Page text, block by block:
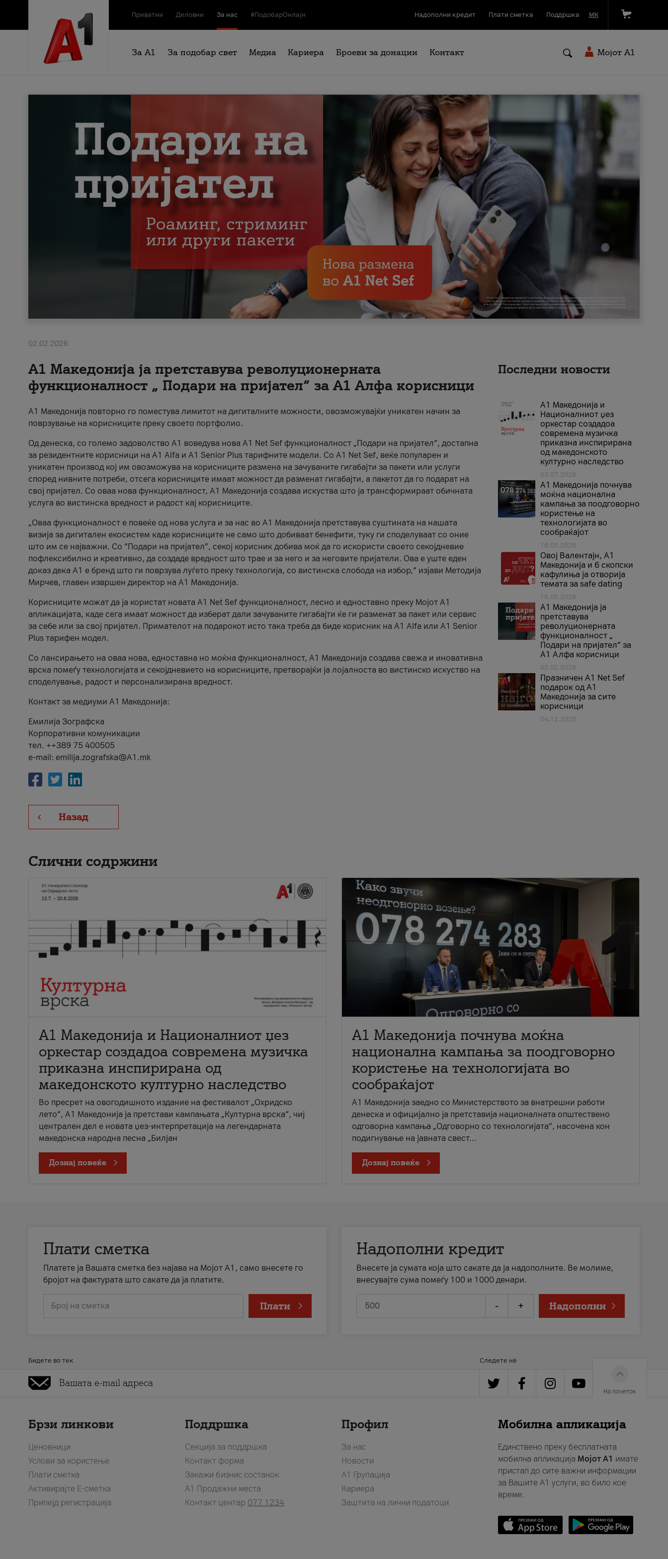
Приватни Деловни За нас #ПодобарОнлајн Надополни кредит Плати сметка Поддршка МК
За А1 За подобар свет Медиа Кариера Броеви за донации Контакт Мојот A1
02.02.2026
А1 Македонија ја претставува револуционерната
функционалност „ Подари на пријател“ за А1 Алфа корисници
А1 Македонија повторно го поместува лимитот на дигиталните можности, овозможувајќи уникатен начин за
поврзување на корисниците преку своето портфолио.
Од денеска, со големо задоволство А1 воведува нова A1 Net Sef функционалност „Подари на пријател“, достапна
за резидентните корисници на А1 Alfa и A1 Senior Plus тарифните модели. Со A1 Net Sef, веќе популарен и
уникатен производ кој им овозможува на корисниците размена на зачуваните гигабајти за пакети или услуги
според нивните потреби, отсега корисниците имаат можност да разменат гигабајти, а пакетот да го подарат на
свој пријател. Со оваа нова функционалност, А1 Македонија создава искуства што ја трансформираат обичната
услуга во вистинска вредност и радост кај корисниците.
„Оваа функционалност е повеќе од нова услуга и за нас во А1 Македонија претставува суштината на нашата
визија за дигитален екосистем каде корисниците не само што добиваат бенефити, туку ги споделуваат со оние
што им се најважни. Со “Подари на пријател”, секој корисник добива моќ да го искористи своето секојдневие
пофлексибилно и креативно, да создаде вредност што трае и за него и за неговите пријатели. Ова е уште еден
доказ дека А1 е бренд што ги поврзува луѓето преку технологија, со вистинска слобода на избор,“ изјави Методија
Мирчев, главен извршен директор на А1 Македонија.
Корисниците можат да ја користат новата А1 Net Sef функционалност, лесно и едноставно преку Мојот А1
апликацијата, каде сега имаат можност да изберат дали зачуваните гигабајти ќе ги разменат за пакет или сервис
за себе или за свој пријател. Примателот на подарокот исто така треба да биде корисник на А1 Alfa или A1 Senior
Plus тарифен модел.
Со лансирањето на оваа нова, едноставна но моќна функционалност, А1 Македонија создава свежа и иновативна
врска помеѓу технологијата и секојдневието на корисниците, претворајќи ја лојалноста во вистинско искуство на
споделување, радост и персонализирана вредност.
Контакт за медиуми А1 Македонија:
Емилија Зографска
Корпоративни комуникации
тел. ++389 75 400505
e-mail: emilija.zografska@A1.mk
Назад
Последни новости
А1 Македонија и
Националниот џез
оркестар создадоа
современа музичка
приказна инспирирана
од македонското
културно наследство
03.07.2026
A1 Македонија почнува
моќна национална
кампања за поодговорно
користење на
технологијата во
сообраќајот
18.05.2026
Овој Валентајн, A1
Македонија и 6 скопски
кафулиња ја отворија
темата за safe dating
16.02.2026
А1 Македонија ја
претставува
револуционерната
функционалност „
Подари на пријател“ за
А1 Алфа корисници
02.02.2026
Празничен A1 Net Sеf
подарок од А1
Македонија за сите
корисници
04.12.2025
Слични содржини
А1 Македонија и Националниот џез
оркестар создадоа современа музичка
приказна инспирирана од
македонското културно наследство
Во пресрет на овогодишното издание на фестивалот „Охридско
лето“, А1 Македонија ја претстави кампањата „Културна врска“, чиј
централен дел е новата џез-интерпретација на легендарната
македонска народна песна „Билјан
Дознај повеќе
A1 Македонија почнува моќна
национална кампања за поодговорно
користење на технологијата во
сообраќајот
A1 Македонија заедно со Министерството за внатрешни работи
денеска и официјално ја претставија националната општествено
одговорна кампања „Одговорно со технологијата“, насочена кон
подигнување на јавната свест...
Дознај повеќе
Плати сметка
Платете ја Вашата сметка без најава на Мојот А1, само внесете го
бројот на фактурата што сакате да ја платите.
Број на сметка Плати
Надополни кредит
Внесете ја сумата која што сакате да ја надополните. Ве молиме,
внесувајте сума помеѓу 100 и 1000 денари.
- + Надополни
Бидете во тек Следете нè
На почеток
Брзи линкови
Ценовници
Услови за користење
Плати сметка
Активирајте Е-сметка
Припејд регистрација
Поддршка
Секција за поддршка
Контакт форма
Закажи бизнис состанок
A1 Продажни места
Контакт центар 077 1234
Профил
За нас
Новости
А1 Групација
Кариера
Заштита на лични податоци
Мобилна апликација
Единствено преку бесплатната
мобилна апликација Мојот A1 имате
пристап до сите важни информации
за Вашите A1 услуги, во било кое
време.